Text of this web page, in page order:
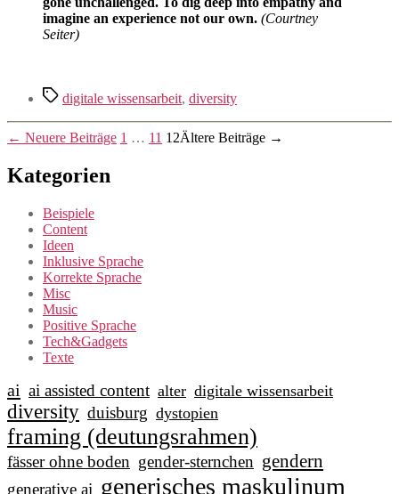
imagine an experience not our own. (Courtney
Seiter)
Schlagwörter
digitale wissensarbeit, diversity
Seitennummerierung
der
Beiträge
← Neuere Beiträge 1 … 11 12Ältere Beiträge →
Kategorien
Beispiele
Content
Ideen
Inklusive Sprache
Korrekte Sprache
Misc
Music
Positive Sprache
Tech&Gadgets
Texte
ai ai assisted content alter digitale wissensarbeit
diversity duisburg dystopien
framing (deutungsrahmen)
fässer ohne boden gender-sternchen gendern
generative ai generisches maskulinum